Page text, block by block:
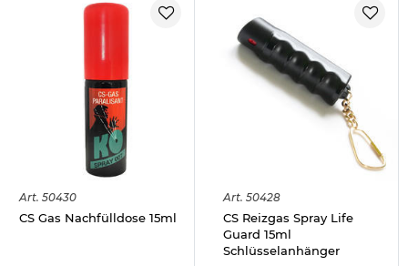
Art. 50430
CS Gas Nachfülldose 15ml
Art. 50428
CS Reizgas Spray Life
Guard 15ml
Schlüsselanhänger